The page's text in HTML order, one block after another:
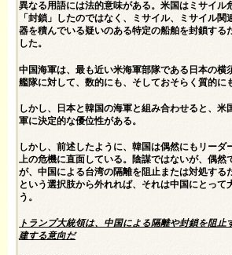
異なる用語には法的意味がある。米国はミサイル
「封鎖」したのではなく、ミサイル、ミサイル関
器を積んでいる疑いのある特定の船舶を封鎖する
した。
中国海軍は、最も近い米海軍部隊である日本の横
艦隊に対して、数的にも、そしておそらく質的に
しかし、日本と韓国の海軍と組み合わせると、米
軍に決定的な優位性がある。
しかし、前述したように、韓国は偶然にもリーダ
上の危機に直面している。陰謀ではないが、偶然
が、中国による台湾の隔離を阻止または対処する
という選択肢から外れれば、それは中国にとって
う。
トランプ大統領は、中国による隔離や封鎖を阻止
建する意向だ